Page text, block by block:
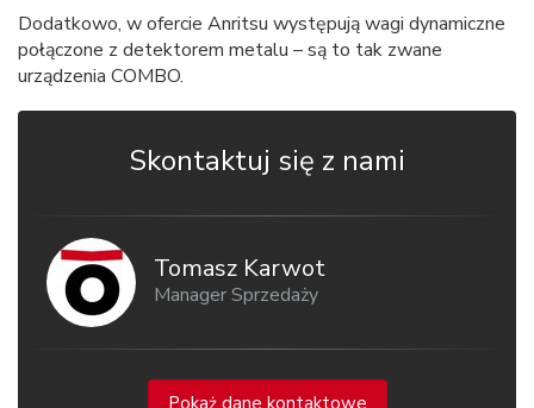
Dodatkowo, w ofercie Anritsu występują wagi dynamiczne
połączone z detektorem metalu – są to tak zwane
urządzenia COMBO.
Skontaktuj się z nami
Tomasz Karwot
Manager Sprzedaży